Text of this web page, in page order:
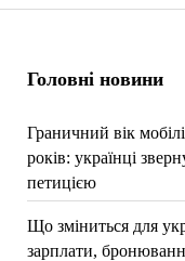
Головні новини
Граничний вік
років: українці
петицією
Що зміниться для
зарплати,